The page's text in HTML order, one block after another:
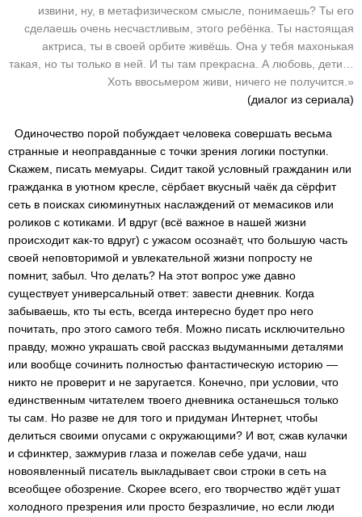
извини, ну, в метафизическом смысле, понимаешь? Ты его
сделаешь очень несчастливым, этого ребёнка. Ты настоящая
актриса, ты в своей орбите живёшь. Она у тебя махонькая
такая, но ты только в ней. И ты там прекрасна. А любовь, дети…
Хоть ввосьмером живи, ничего не получится.»
(диалог из сериала)
Одиночество порой побуждает человека совершать весьма
странные и неоправданные с точки зрения логики поступки.
Скажем, писать мемуары. Сидит такой условный гражданин или
гражданка в уютном кресле, сёрбает вкусный чаёк да сёрфит
сеть в поисках сиюминутных наслаждений от мемасиков или
роликов с котиками. И вдруг (всё важное в нашей жизни
происходит как-то вдруг) с ужасом осознаёт, что большую часть
своей неповторимой и увлекательной жизни попросту не
помнит, забыл. Что делать? На этот вопрос уже давно
существует универсальный ответ: завести дневник. Когда
забываешь, кто ты есть, всегда интересно будет про него
почитать, про этого самого тебя. Можно писать исключительно
правду, можно украшать свой рассказ выдуманными деталями
или вообще сочинить полностью фантастическую историю —
никто не проверит и не заругается. Конечно, при условии, что
единственным читателем твоего дневника останешься только
ты сам. Но разве не для того и придуман Интернет, чтобы
делиться своими опусами с окружающими? И вот, сжав кулачки
и сфинктер, зажмурив глаза и пожелав себе удачи, наш
новоявленный писатель выкладывает свои строки в сеть на
всеобщее обозрение. Скорее всего, его творчество ждёт ушат
холодного презрения или просто безразличие, но если люди